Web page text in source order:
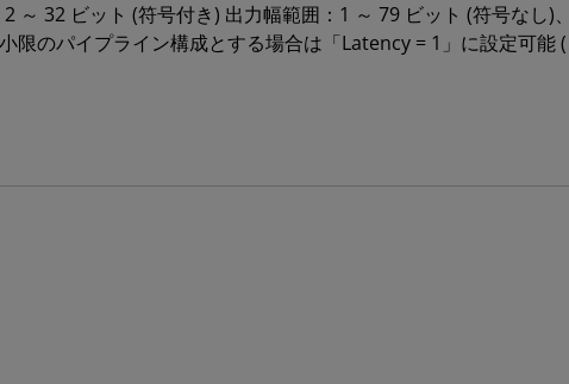
～ 32 ビット (符号付き) 出力幅範囲：1 ～ 79 ビット (符号なし)
限のパイプライン構成とする場合は「Latency = 1」に設定可能